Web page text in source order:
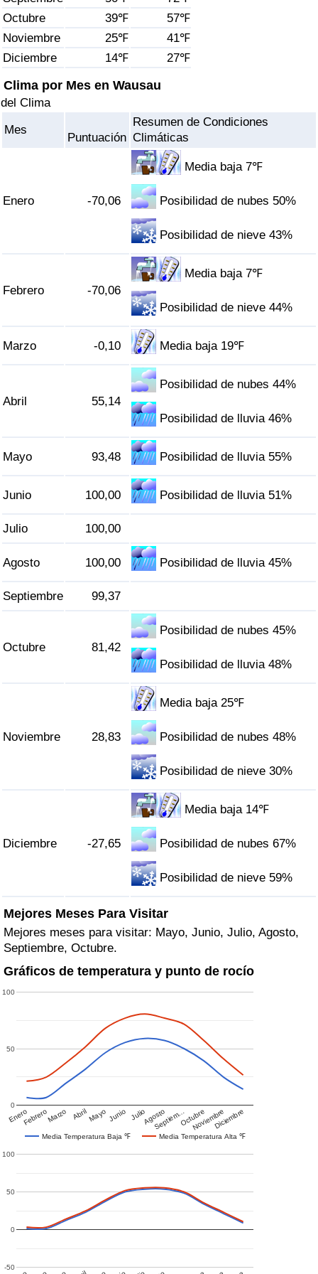
Octubre
39℉
57℉
Noviembre
25℉
41℉
Diciembre
14℉ 27℉
Clima por Mes en Wausau
del Clima
Mes
Puntuación
Resumen de Condiciones
Climáticas
Enero -70,06
Media baja 7℉
Posibilidad de nubes 50%
Posibilidad de nieve 43%
Febrero -70,06
Media baja 7℉
Posibilidad de nieve 44%
Marzo -0,10 Media baja 19℉
Abril 55,14
Posibilidad de nubes 44%
Posibilidad de lluvia 46%
Mayo 93,48 Posibilidad de lluvia 55%
Junio 100,00 Posibilidad de lluvia 51%
Julio 100,00
Agosto 100,00 Posibilidad de lluvia 45%
Septiembre 99,37
Octubre 81,42
Posibilidad de nubes 45%
Posibilidad de lluvia 48%
Noviembre 28,83
Media baja 25℉
Posibilidad de nubes 48%
Posibilidad de nieve 30%
Diciembre -27,65
Media baja 14℉
Posibilidad de nubes 67%
Posibilidad de nieve 59%
Mejores Meses Para Visitar
Mejores meses para visitar: Mayo, Junio, Julio, Agosto,
Septiembre, Octubre.
Gráficos de temperatura y punto de rocío
Media Temperatura Baja ℉ Media Temperatura Alta ℉
EneroFebreroMarzo AbrilMayo Junio JulioAgosto
Septiem…OctubreNoviembreDiciembre
0
50
100
-50
0
50
100
Índice de criminalidad por país
Sanidad
Índice de Sanidad (Actual)
Índice de Sanidad por País
Índice de Contaminación (Actual)
Índice de contaminación
Índice de Contaminación por País
Índice de Tráfico (Actual)
Índice de Tráfico por País